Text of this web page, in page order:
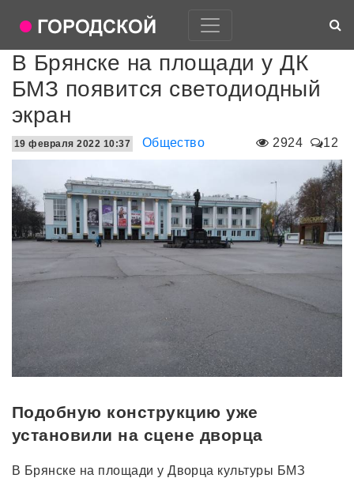
В Брянске на площади у ДК
БМЗ появится светодиодный
экран
2924 12
19 февраля 2022 10:37 Общество
Подобную конструкцию уже
установили на сцене дворца
В Брянске на площади у Дворца культуры БМЗ